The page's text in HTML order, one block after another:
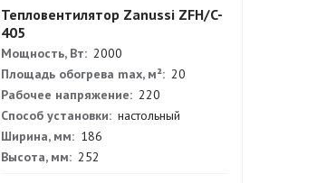
Тепловентилятор Zanussi ZFH/C-
405
Мощность, Вт: 2000
Площадь обогрева max, м²: 20
Рабочее напряжение: 220
Способ установки: настольный
Ширина, мм: 186
Высота, мм: 252